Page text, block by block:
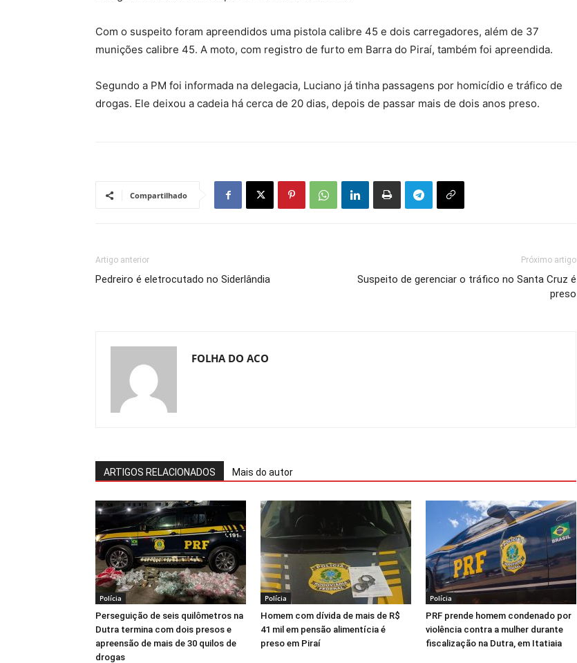
Com o suspeito foram apreendidos uma pistola calibre 45 e dois carregadores, além de 37
munições calibre 45. A moto, com registro de furto em Barra do Piraí, também foi apreendida.
Segundo a PM foi informada na delegacia, Luciano já tinha passagens por homicídio e tráfico de
drogas. Ele deixou a cadeia há cerca de 20 dias, depois de passar mais de dois anos preso.
Compartilhado
Artigo anterior
Pedreiro é eletrocutado no Siderlândia
Próximo artigo
Suspeito de gerenciar o tráfico no Santa Cruz é
preso
FOLHA DO ACO
ARTIGOS RELACIONADOS Mais do autor
Polícia
Perseguição de seis quilômetros na
Dutra termina com dois presos e
apreensão de mais de 30 quilos de
drogas
Polícia
Homem com dívida de mais de R$
41 mil em pensão alimentícia é
preso em Piraí
Polícia
PRF prende homem condenado por
violência contra a mulher durante
fiscalização na Dutra, em Itatiaia